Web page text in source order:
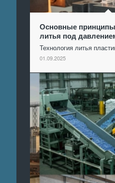
Основные принципы
литья под
Технология литья
01.09.2025